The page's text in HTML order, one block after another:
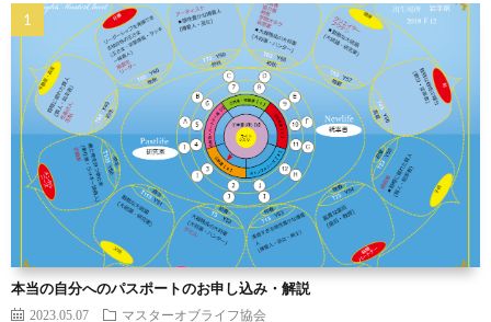
本当の自分へのパスポートのお申し込み・解説
2023.05.07 マスターオブライフ協会